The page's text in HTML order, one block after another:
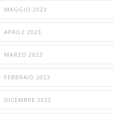
MAGGIO 2023
APRILE 2023
MARZO 2023
FEBBRAIO 2023
DICEMBRE 2022